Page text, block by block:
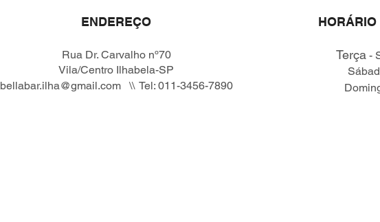
ENDEREÇO
Rua Dr. Carvalho nº70
Vila/Centro Ilhabela-SP
bellabar.ilha@gmail.com\\ Tel: 011-3456-7890
HORÁRIO
Terça-